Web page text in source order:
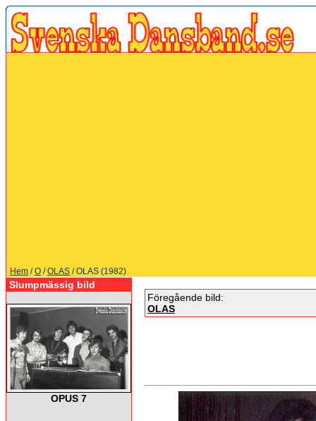
Hem /O /OLAS / OLAS (1982)
Slumpmässig bild
OPUS 7
Föregående bild:
OLAS